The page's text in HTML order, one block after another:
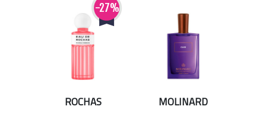
-27%
ROCHAS MOLINARD